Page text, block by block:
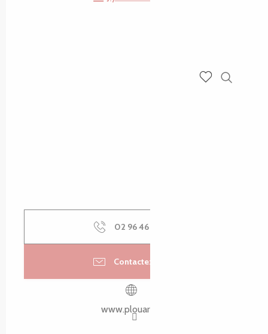
02 96 46 62
Contactez-nous
www.plouaret.fr